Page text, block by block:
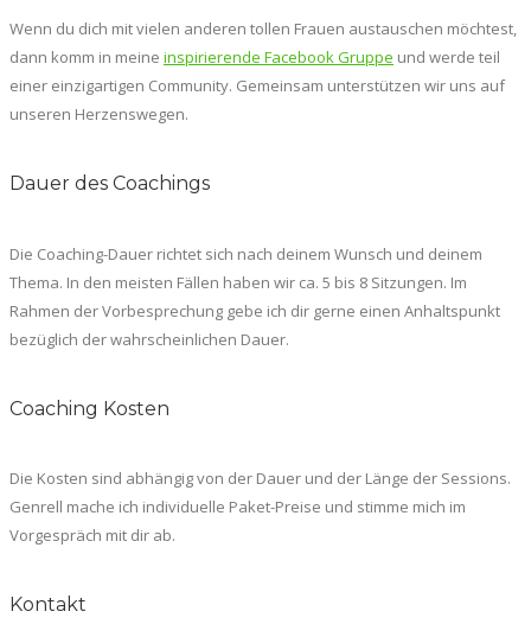
Wenn du dich mit vielen anderen tollen Frauen austauschen möchtest,
dann komm in meine inspirierende Facebook Gruppe und werde teil
einer einzigartigen Community. Gemeinsam unterstützen wir uns auf
unseren Herzenswegen.
Dauer des Coachings
Die Coaching-Dauer richtet sich nach deinem Wunsch und deinem
Thema. In den meisten Fällen haben wir ca. 5 bis 8 Sitzungen. Im
Rahmen der Vorbesprechung gebe ich dir gerne einen Anhaltspunkt
bezüglich der wahrscheinlichen Dauer.
Coaching Kosten
Die Kosten sind abhängig von der Dauer und der Länge der Sessions.
Genrell mache ich individuelle Paket-Preise und stimme mich im
Vorgespräch mit dir ab.
Kontakt